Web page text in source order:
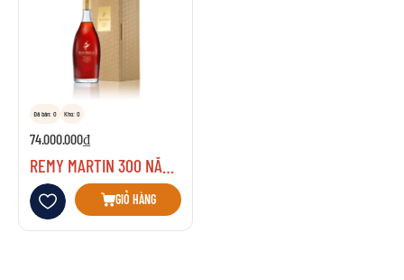
Đã bán: 0 Kho: 0
74.000.000₫
REMY MARTIN 300 NĂM ANNIVERSARY
Thêm vào danh sách yêu thích
GIỎ HÀNG